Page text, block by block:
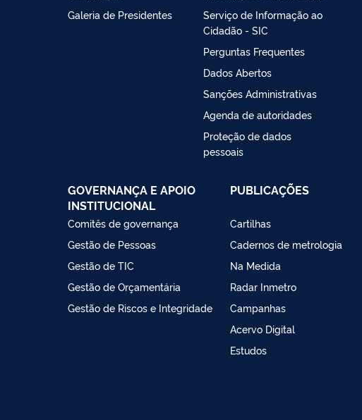
Galeria de Presidentes
Serviço de Informação ao
Cidadão - SIC
Perguntas Frequentes
Dados Abertos
Sanções Administrativas
Agenda de autoridades
Proteção de dados
pessoais
GOVERNANÇA E APOIO
INSTITUCIONAL
Comitês de governança
Gestão de Pessoas
Gestão de TIC
Gestão de Orçamentária
Gestão de Riscos e Integridade
PUBLICAÇÕES
Cartilhas
Cadernos de metrologia
Na Medida
Radar Inmetro
Campanhas
Acervo Digital
Estudos